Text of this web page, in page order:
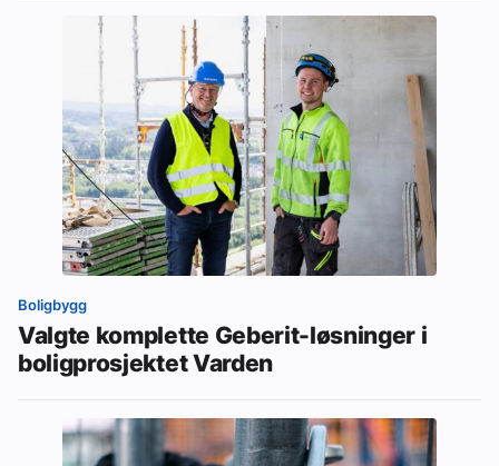
Boligbygg
Valgte komplette Geberit-løsninger i
boligprosjektet Varden